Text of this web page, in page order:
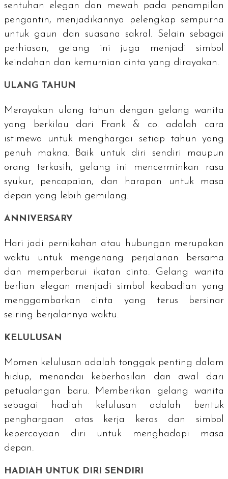
sentuhan elegan dan mewah pada penampilan
pengantin, menjadikannya pelengkap sempurna
untuk gaun dan suasana sakral. Selain sebagai
perhiasan, gelang ini juga menjadi simbol
keindahan dan kemurnian cinta yang dirayakan.
ULANG TAHUN
Merayakan ulang tahun dengan gelang wanita
yang berkilau dari Frank & co. adalah cara
istimewa untuk menghargai setiap tahun yang
penuh makna. Baik untuk diri sendiri maupun
orang terkasih, gelang ini mencerminkan rasa
syukur, pencapaian, dan harapan untuk masa
depan yang lebih gemilang.
ANNIVERSARY
Hari jadi pernikahan atau hubungan merupakan
waktu untuk mengenang perjalanan bersama
dan memperbarui ikatan cinta. Gelang wanita
berlian elegan menjadi simbol keabadian yang
menggambarkan cinta yang terus bersinar
seiring berjalannya waktu.
KELULUSAN
Momen kelulusan adalah tonggak penting dalam
hidup, menandai keberhasilan dan awal dari
petualangan baru. Memberikan gelang wanita
sebagai hadiah kelulusan adalah bentuk
penghargaan atas kerja keras dan simbol
kepercayaan diri untuk menghadapi masa
depan.
HADIAH UNTUK DIRI SENDIRI